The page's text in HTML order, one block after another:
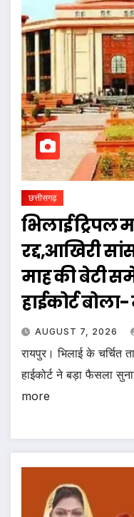
छत्तीसगढ़
भिलाई ट्रिपल
रद्द,आखिरी
माह की बेटी
हाईकोर्ट
AUGUST 7, 2026
रायपुर। भिलाई के चर्चित
हाईकोर्ट ने बड़ा फैसला
more